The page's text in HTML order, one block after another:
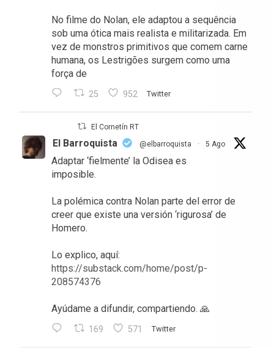
No filme do Nolan, ele adaptou a sequência
sob uma ótica mais realista e militarizada. Em
vez de monstros primitivos que comem carne
humana, os Lestrigões surgem como uma
força de
25 952 Twitter
El Cornetín RT
El Barroquista @elbarroquista · 5 Ago
Adaptar ‘fielmente’ la Odisea es
imposible.
La polémica contra Nolan parte del error de
creer que existe una versión ‘rigurosa’ de
Homero.
Lo explico, aquí:
https://substack.com/home/post/p-
208574376
Ayúdame a difundir, compartiendo. 🙏
169 571 Twitter